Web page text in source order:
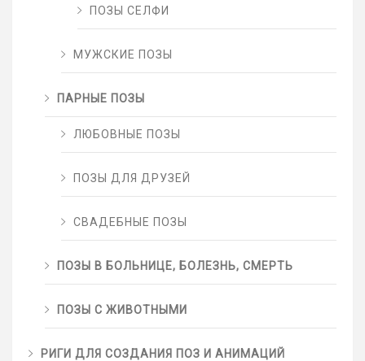
ПОЗЫ СЕЛФИ
МУЖСКИЕ ПОЗЫ
ПАРНЫЕ ПОЗЫ
ЛЮБОВНЫЕ ПОЗЫ
ПОЗЫ ДЛЯ ДРУЗЕЙ
СВАДЕБНЫЕ ПОЗЫ
ПОЗЫ В БОЛЬНИЦЕ, БОЛЕЗНЬ, СМЕРТЬ
ПОЗЫ С ЖИВОТНЫМИ
РИГИ ДЛЯ СОЗДАНИЯ ПОЗ И АНИМАЦИЙ